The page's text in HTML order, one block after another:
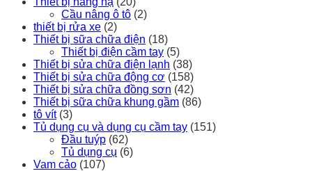
Cầu nâng ô tô (2)
thiết bị rửa xe (2)
Thiết bị sữa chữa điện (18)
Thiết bị điện cầm tay (5)
Thiết bị sửa chữa điện lạnh (38)
Thiết bị sửa chữa động cơ (158)
Thiết bị sửa chữa đồng sơn (42)
Thiết bị sữa chữa khung gầm (86)
tô vít (3)
Tủ dụng cụ và dụng cụ cầm tay (151)
Đầu tuýp (62)
Tủ dụng cụ (6)
Vam cảo (107)